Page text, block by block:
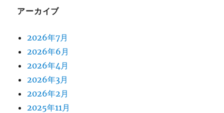
アーカイブ
2026年7月
2026年6月
2026年4月
2026年3月
2026年2月
2025年11月